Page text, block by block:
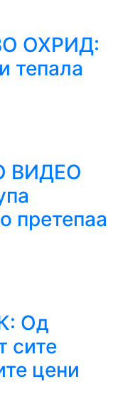
ОХРИД:
тепала
ВИДЕО
претепаа
Од
сите
цени